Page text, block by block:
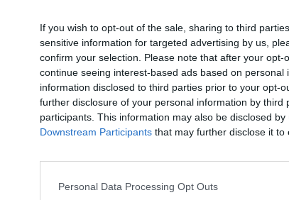
If you wish to opt-out of the sale, sharing to third
sensitive information for targeted advertising by us,
confirm your selection. Please note that after your
continue seeing interest-based ads based on
information disclosed to third parties prior to your opt-
further disclosure of your personal information by third
participants. This information may also be disclosed
Downstream Participants that may further disclose it to
Personal Data Processing Opt Outs
z prvních kroků nových krajských
Tento projekt jejich předchůdců, tedy ČSSD a KSČM,
rok by se jednalo o částku 40 miliónů.
ODS a části TOP 09 se jednalo o nespravedlivou a
roku 2009/2010 vyplatil v téměř 156 000 žádostí.
koalice i proplácení regulačních poplatků za návštěvu
Středočeský kraj byl posledním, který devadesát korun
zrušené. Za tyto poplatky kraj za posledních šest